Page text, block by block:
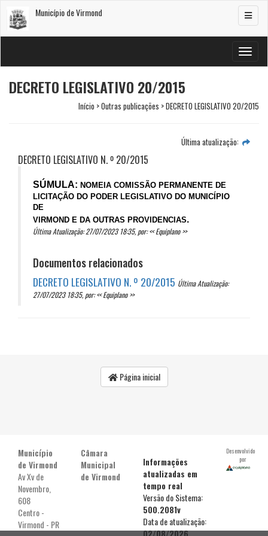
Alterar
Município de Virmond
Alterar
DECRETO LEGISLATIVO 20/2015
Início > Outras publicações > DECRETO LEGISLATIVO 20/2015
Última atualização:
DECRETO LEGISLATIVO N. º 20/2015
SÚMULA: NOMEIA COMISSÃO PERMANENTE DE
LICITAÇÃO DO PODER LEGISLATIVO DO MUNICÍPIO
DE
VIRMOND E DA OUTRAS PROVIDENCIAS.
Última Atualização: 27/07/2023 18:35, por: << Equiplano >>
Documentos relacionados
DECRETO LEGISLATIVO N. º 20/2015 Última Atualização:
27/07/2023 18:35, por: << Equiplano >>
Página inicial
Município
de Virmond
Av Xv de
Novembro,
608
Centro -
Virmond - PR
Câmara
Municipal
de Virmond
Informações
atualizadas em
tempo real
Versão do Sistema:
500.2081v
Data de atualização:
02/08/2026
Desenvolvido
por